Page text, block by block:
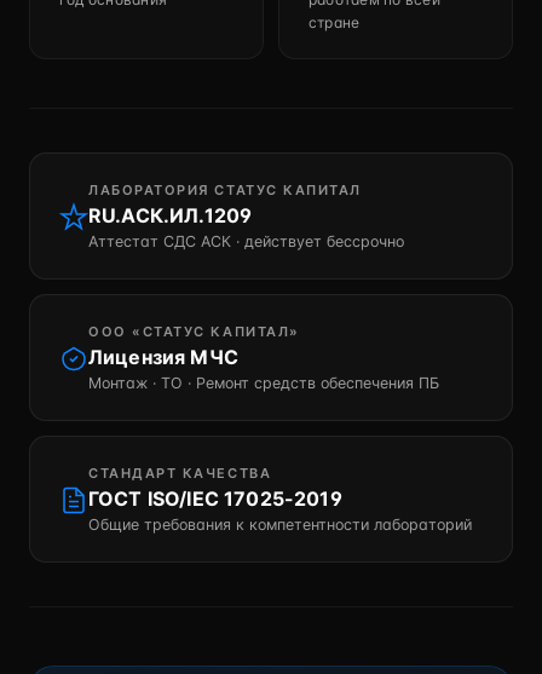
стране
ЛАБОРАТОРИЯ СТАТУС КАПИТАЛ
RU.АСК.ИЛ.1209
Аттестат СДС АСК · действует бессрочно
ООО «СТАТУС КАПИТАЛ»
Лицензия МЧС
Монтаж · ТО · Ремонт средств обеспечения ПБ
СТАНДАРТ КАЧЕСТВА
ГОСТ ISO/IEC 17025-2019
Общие требования к компетентности лабораторий